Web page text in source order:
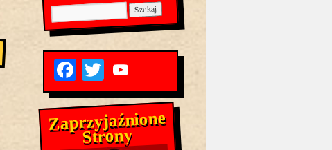
Facebook
TwitterYouTube
Zaprzyjaźnione
Strony